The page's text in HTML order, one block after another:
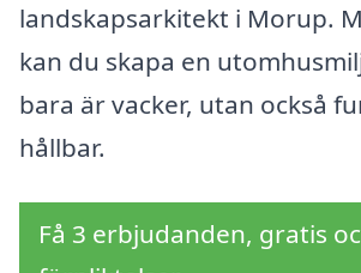
landskapsarkitekt i Morup.
kan du skapa en
bara är vacker, utan också
hållbar.
Få 3 erbjudanden, gratis